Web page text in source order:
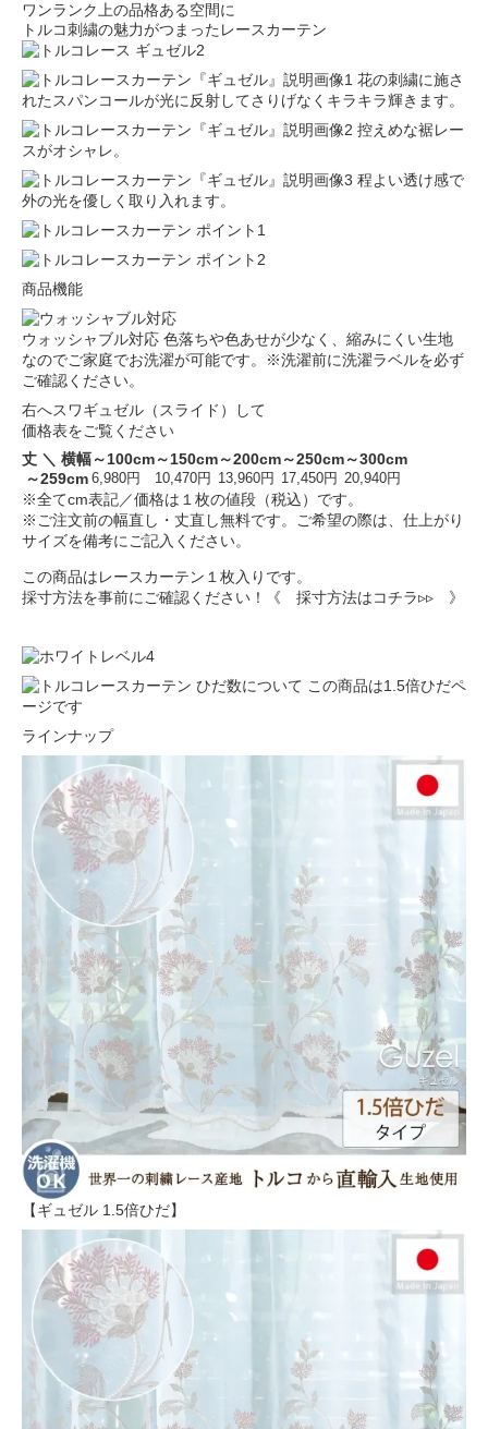
ワンランク上の品格ある空間に
トルコ刺繍の魅力がつまったレースカーテン
花の刺繍に施さ
れたスパンコールが光に反射してさりげなくキラキラ輝きます。
控えめな裾レー
スがオシャレ。
程よい透け感で
外の光を優しく取り入れます。
商品機能
ウォッシャブル対応 色落ちや色あせが少なく、縮みにくい生地
なのでご家庭でお洗濯が可能です。※洗濯前に洗濯ラベルを必ず
ご確認ください。
右へスワギュゼル（スライド）して
価格表をご覧ください
丈 ＼ 横幅～100cm～150cm～200cm～250cm～300cm
～259cm 6,980円 10,470円 13,960円 17,450円 20,940円
※全てcm表記／価格は１枚の値段（税込）です。
※ご注文前の幅直し・丈直し無料です。ご希望の際は、仕上がり
サイズを備考にご記入ください。
この商品はレースカーテン１枚入りです。
採寸方法を事前にご確認ください！
《 採寸方法はコチラ▹▹ 》
ラインナップ
【ギュゼル 1.5倍ひだ】